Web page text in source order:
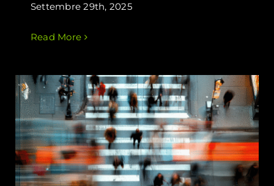
Settembre 29th, 2025
Read More
Perché vendere localmente oggi è
l’arma segreta contro i giganti dell’e-
commerce